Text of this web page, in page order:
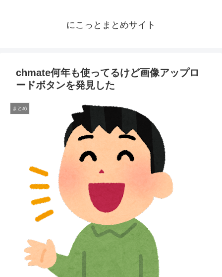
にこっとまとめサイト
chmate何年も使ってるけど画像アップロ
ードボタンを発見した
まとめ